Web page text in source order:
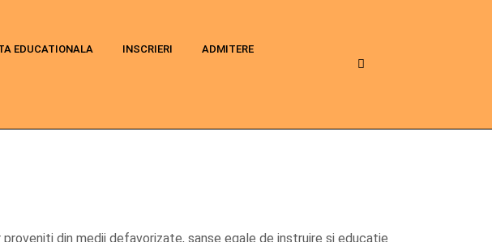
EDUCATIONALA INSCRIERI ADMITERE
din medii defavorizate, sanse egale de instruire si educatie